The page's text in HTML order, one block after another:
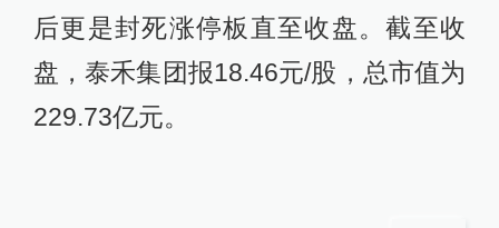
后更是封死涨停板直至收盘。截至收
盘，泰禾集团报18.46元/股，总市值为
229.73亿元。